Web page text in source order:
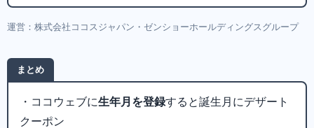
運営：株式会社ココスジャパン・ゼンショーホールディングスグループ
まとめ
・ココウェブに生年月を登録すると誕生月にデザート
クーポン